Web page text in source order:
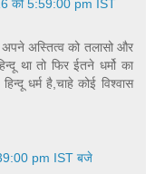
को 5:59:00 pm IST
अस्तित्व को तलासो और
था तो फिर ईतने धर्मो का
धर्म है,चाहे कोई विश्वास
pm IST बजे